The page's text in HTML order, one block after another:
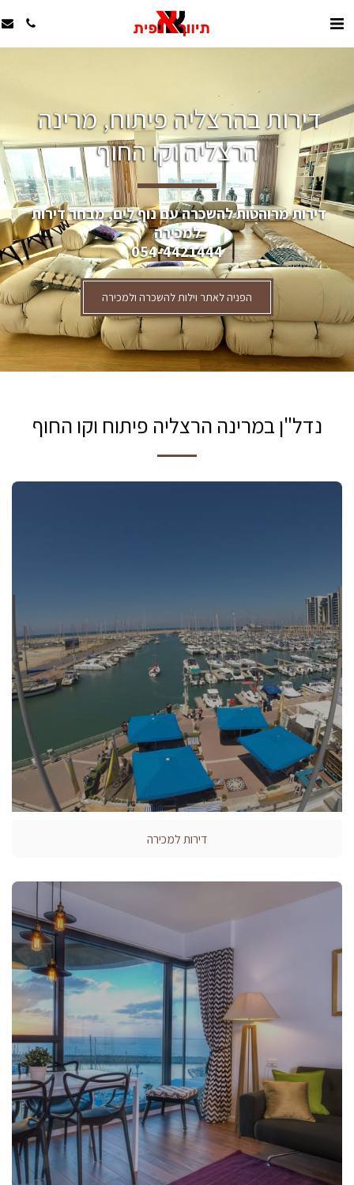
דירות בהרצליה פיתוח, מרינה
הרצליה וקו החוף
דירות מרוהטות להשכרה עם נוף לים, מבחר דירות
למכירה
054-4421444
הפניה לאתר וילות להשכרה ולמכירה
נדל"ן במרינה הרצליה פיתוח וקו החוף
דירות למכירה